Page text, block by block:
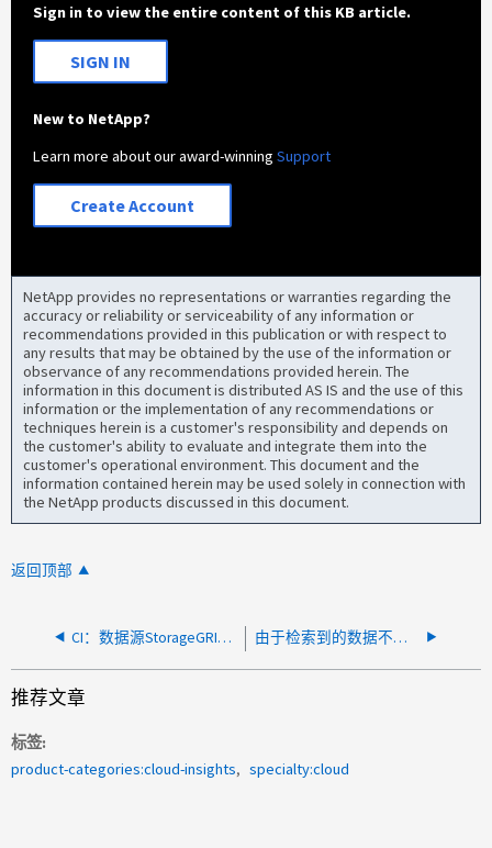
Sign in to view the entire content of this KB article.
SIGN IN
New to NetApp?
Learn more about our award-winningSupport
Create Account
NetApp provides no representations or warranties regarding the
accuracy or reliability or serviceability of any information or
recommendations provided in this publication or with respect to
any results that may be obtained by the use of the information or
observance of any recommendations provided herein. The
information in this document is distributed AS IS and the use of this
information or the implementation of any recommendations or
techniques herein is a customer's responsibility and depends on
the customer's ability to evaluate and integrate them into the
customer's operational environment. This document and the
information contained herein may be used solely in connection with
the NetApp products discussed in this document.
返回顶部
CI：数据源StorageGRID SSO身份验证失败 由于检索到的数据不一致、CI Hyper-V数据收集器轮询失败
推荐文章
标签
product-categories:cloud-insights
specialty:cloud